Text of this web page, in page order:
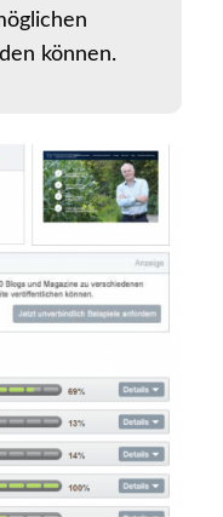
können.